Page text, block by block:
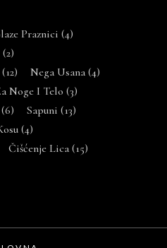
Praznici (4)
(2)
(12) Nega Usana (4)
Noge I Telo (3)
(6) Sapuni (13)
(4)
Čišćenje Lica (15)